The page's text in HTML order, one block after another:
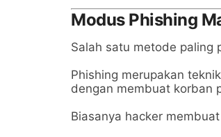
Modus Phishing
Salah satu metode paling
Phishing merupakan
dengan membuat korban
Biasanya hacker